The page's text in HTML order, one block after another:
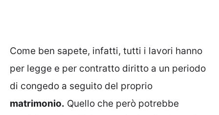
Come ben sapete, infatti, tutti i lavori hanno
per legge e per contratto diritto a un periodo
di congedo a seguito del proprio
matrimonio. Quello che però potrebbe